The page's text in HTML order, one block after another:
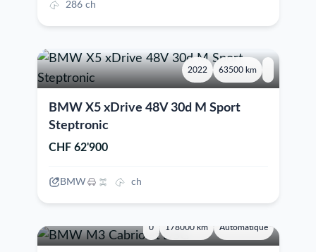
286 ch
2022 63500 km
BMW X5 xDrive 48V 30d M Sport
Steptronic
CHF 62'900
BMW ch
0 178000 km Automatique